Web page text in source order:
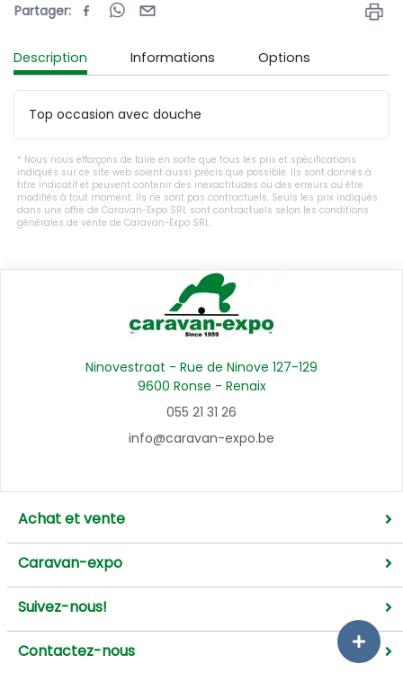
Partager:
Description Informations Options
Top occasion avec douche
Nous nous efforçons de faire en sorte que tous les prix et spécifications
indiqués sur ce site web soient aussi précis que possible. Ils sont donnés à
titre indicatif et peuvent contenir des inexactitudes ou des erreurs ou être
modifiés à tout moment. Ils ne sont pas contractuels. Seuls les prix indiqués
dans une offre de Caravan-Expo SRL sont contractuels selon les conditions
générales de vente de Caravan-Expo SRL.
Ninovestraat - Rue de Ninove 127-129
9600 Ronse - Renaix
055 21 31 26
info@caravan-expo.be
Achat et vente
Caravan-expo
Suivez-nous!
Contactez-nous